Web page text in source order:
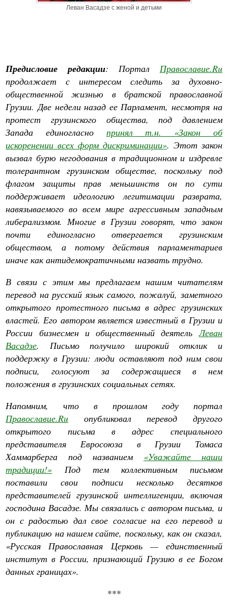
Леван Васадзе с женой и детьми
Предисловие редакции: Портал Православие.Ru
продолжает с интересом следить за духовно-
общественной жизнью в братской православной
Грузии. Две недели назад ее Парламент, несмотря на
протест грузинского общества, под давлением
Запада единогласно принял т.н. «Закон об
искоренении всех форм дискриминации». Этот закон
вызвал бурю негодования в традиционном и издревле
толерантном грузинском обществе, поскольку под
флагом защиты прав меньшинств он по сути
поддерживает идеологию легитимации разврата,
навязываемого во всем мире агрессивным западным
либерализмом. Многие в Грузии говорят, что закон
почти единогласно отвергается грузинским
обществом, а потому действия парламентариев
иначе как антидемократичными назвать трудно.
В связи с этим мы предлагаем нашим читателям
перевод на русский язык самого, пожалуй, заметного
открытого протестного письма в адрес грузинских
властей. Его автором является известный в Грузии и
России бизнесмен и общественный деятельЛеван
Васадзе. Письмо получило широкий отклик и
поддержку в Грузии: люди оставляют под ним свои
подписи, голосуют за содержащиеся в нем
положения в грузинских социальных сетях.
Напомним, что в прошлом году портал
Православие.Ru опубликовал перевод другого
открытого письма в адрес специального
представителя Евросоюза в Грузии Томаса
Хаммарберга под названием «Уважайте наши
традиции!» Под тем коллективным письмом
поставили свои подписи несколько десятков
представителей грузинской интеллигенции, включая
господина Васадзе. Мы связались с автором письма, и
он с радостью дал свое согласие на его перевод и
публикацию на нашем сайте, поскольку, как он сказал,
«Русская Православная Церковь — единственный
институт в России, признающий Грузию в ее Богом
данных границах».
***